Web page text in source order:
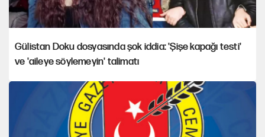
Gülistan Doku dosyasında şok iddia: 'Şişe kapağı testi'
ve 'aileye söylemeyin' talimatı